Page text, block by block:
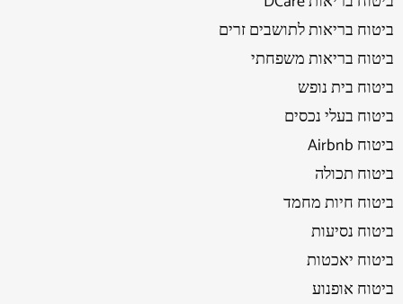
ביטוח בריאות לתושבים זרים
ביטוח בריאות משפחתי
ביטוח בית נופש
ביטוח בעלי נכסים
ביטוח Airbnb
ביטוח תכולה
ביטוח חיות מחמד
ביטוח נסיעות
ביטוח יאכטות
ביטוח אופנוע